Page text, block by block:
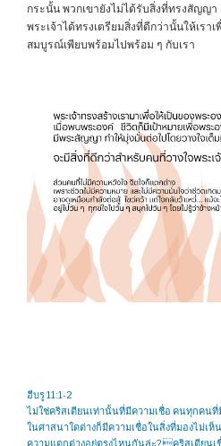
กระนั้น พวกเขายังไม่ได้รับสิ่งที่ทรงสัญญา​
พระเจ้าได้ทรงเตรียมสิ่งที่ดีกว่านั้นให้เรา
สมบูรณ์เพียบพร้อมไปพร้อม ๆ กับเรา
ฮีบรู 11:1-2
ไม่ใช่คริสเตียนเท่านั้นที่มีความเชื่อ คนทุกคนที่
ในศาสนาใดต่างก็มีความเชื่อในสิ่งที่มองไม่เห็
ความแตกต่างอยู่ตรงไหนกันล่ะ? คริสเตียน